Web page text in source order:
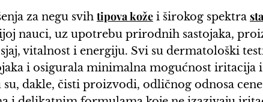
za negu svih tipova kože i širokog spektra
nauci, uz upotrebu prirodnih sastojaka,
vitalnost i energiju. Svi su dermatološki
i osigurala minimalna mogućnost iritacija i
dakle, čisti proizvodi, odličnog odnosa